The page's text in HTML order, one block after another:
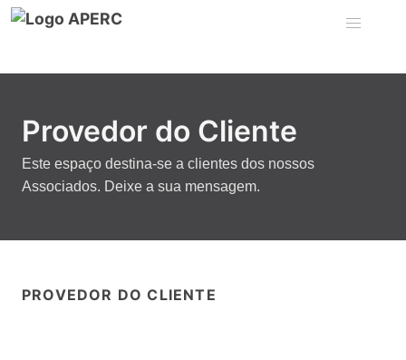
Provedor do Cliente
Este espaço destina-se a clientes dos nossos
Associados. Deixe a sua mensagem.
PROVEDOR DO CLIENTE